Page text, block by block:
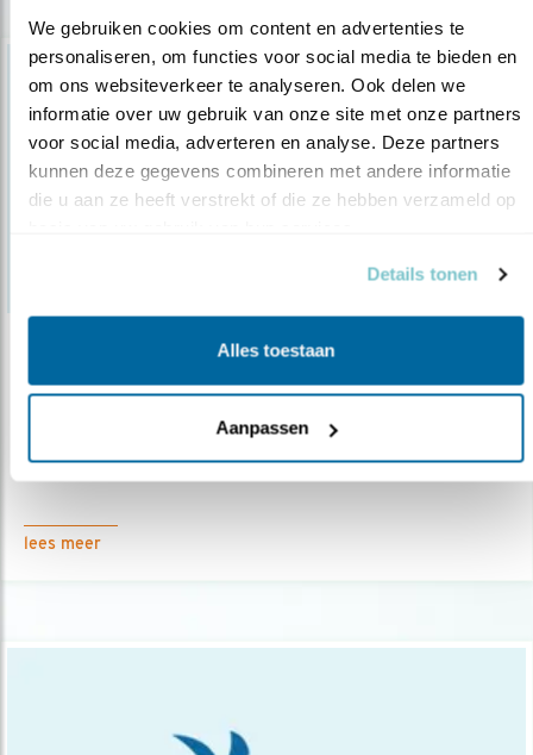
We gebruiken cookies om content en advertenties te
personaliseren, om functies voor social media te bieden en
om ons websiteverkeer te analyseren. Ook delen we
informatie over uw gebruik van onze site met onze partners
voor social media, adverteren en analyse. Deze partners
kunnen deze gegevens combineren met andere informatie
die u aan ze heeft verstrekt of die ze hebben verzameld op
Details tonen
Alles toestaan
Aanpassen
Overijssel moet besluit nemen op bezwaar..
De provincie Overijssel mag niet zonder
gedegen onderbouwing ganzen schiete..
lees meer